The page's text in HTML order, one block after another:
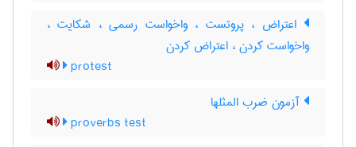
اعتراض ، پروتست ، واخواست رسمی ، شکایت ،
واخواست کردن ، اعتراض کردن
protest
آزمون ضرب المثلها
proverbs test